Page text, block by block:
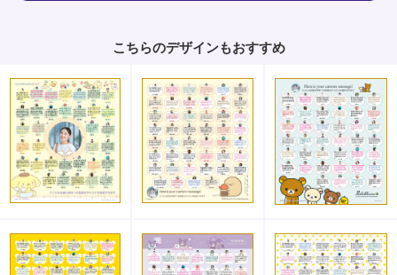
こちらのデザインもおすすめ